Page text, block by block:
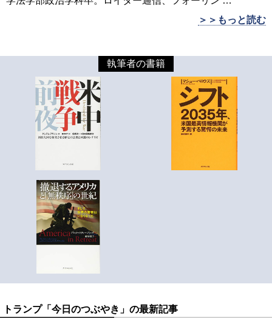
＞＞もっと読む
執筆者の書籍
トランプ「今日のつぶやき」の最新記事